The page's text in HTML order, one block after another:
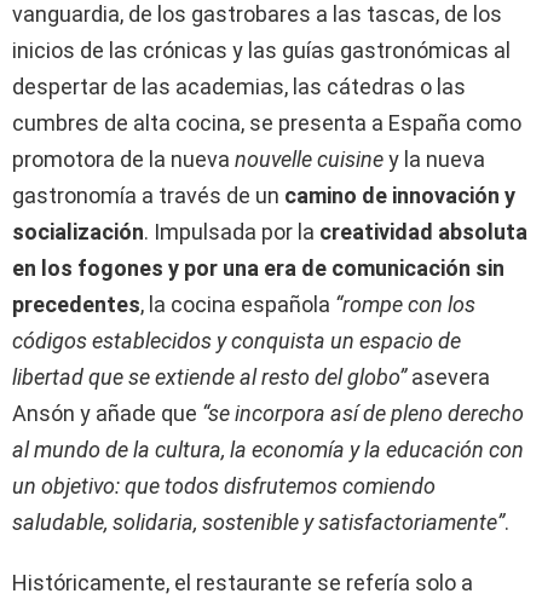
vanguardia, de los gastrobares a las tascas, de los
inicios de las crónicas y las guías gastronómicas al
despertar de las academias, las cátedras o las
cumbres de alta cocina, se presenta a España como
promotora de la nueva nouvelle cuisiney la nueva
gastronomía a través de un camino de innovación y
socialización. Impulsada por la creatividad absoluta
en los fogones y por una era de comunicación sin
precedentes, la cocina española “rompe con los
códigos establecidos y conquista un espacio de
libertad que se extiende al resto del globo”asevera
Ansón y añade que “se incorpora así de pleno derecho
al mundo de la cultura, la economía y la educación con
un objetivo: que todos disfrutemos comiendo
saludable, solidaria, sostenible y satisfactoriamente”.
Históricamente, el restaurante se refería solo a